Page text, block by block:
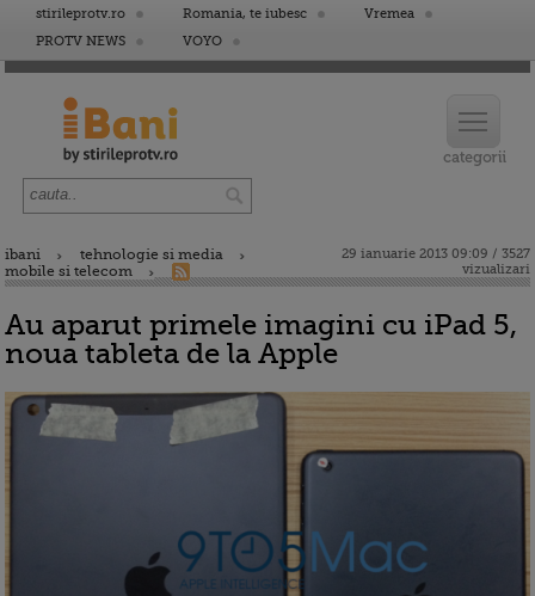
stirileprotv.ro Romania, te iubesc
Vremea
PROTV NEWS
VOYO
ibani
tehnologie si media
mobile si telecom
29 ianuarie 2013 09:09 / 3527
vizualizari
Au aparut primele imagini cu iPad 5,
noua tableta de la Apple